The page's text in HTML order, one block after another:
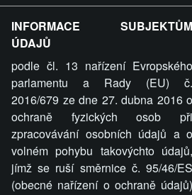
ZVRÁCENÝ.CZ - Svět není
ty lidi...
PRAVIDLA A PODMÍNKY
INFORMACE SUBJEKTŮM
ÚDAJŮ
podle čl. 13 nařízení Evropského
parlamentu a Rady (EU) č.
2016/679 ze dne 27. dubna 2016 o
ochraně fyzických osob při
zpracovávání osobních údajů a o
volném pohybu takovýchto údajů,
jímž se ruší směrnice č. 95/46/ES
(obecné nařízení o ochraně údajů)